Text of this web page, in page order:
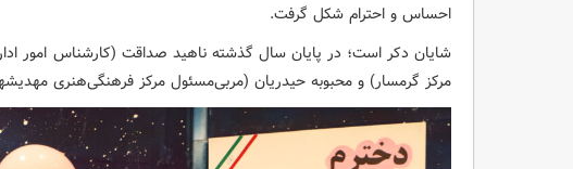
احساس و احترام شکل گرفت.
شایان دکر است؛ در پایان سال گذشته ناهید صداقت (کارشناس امور
مرکز گرمسار) و محبوبه حیدریان (مربی‌مسئول مرکز فرهنگی‌هنری